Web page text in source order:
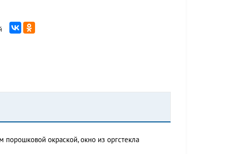
порошковой окраской, окно из оргстекла